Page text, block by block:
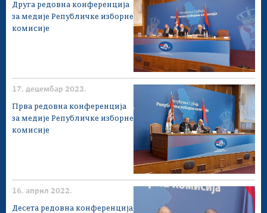
Друга редовна конференција
за медије Републичке изборне
комисије
17. децембар 2023.
Прва редовна конференција
за медије Републичке изборне
комисије
16. април 2022.
Десета редовна конференција